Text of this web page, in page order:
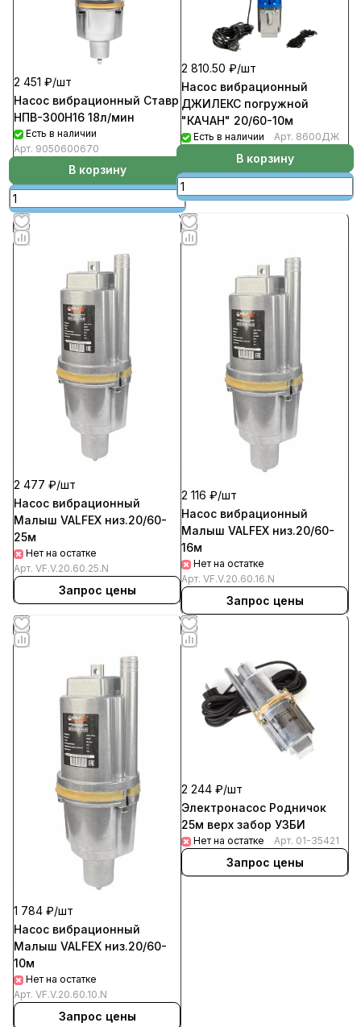
2 451 ₽/шт
Насос вибрационный Ставр
НПВ-300Н16 18л/мин
Есть в наличии
Арт. 9050600670
В корзину
2 810.50 ₽/шт
Насос вибрационный
ДЖИЛЕКС погружной
"КАЧАН" 20/60-10м
Есть в наличии Арт. 8600ДЖ
В корзину
2 477 ₽/шт
Насос вибрационный
Малыш VALFEX низ.20/60-
25м
Нет на остатке
Арт. VF.V.20.60.25.N
Запрос цены
2 116 ₽/шт
Насос вибрационный
Малыш VALFEX низ.20/60-
16м
Нет на остатке
Арт. VF.V.20.60.16.N
Запрос цены
1 784 ₽/шт
Насос вибрационный
Малыш VALFEX низ.20/60-
10м
Нет на остатке
Арт. VF.V.20.60.10.N
Запрос цены
2 244 ₽/шт
Электронасос Родничок
25м верх забор УЗБИ
Нет на остатке Арт. 01-35421
Запрос цены